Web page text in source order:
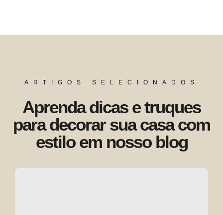
ARTIGOS SELECIONADOS
Aprenda dicas e truques
para decorar sua casa com
estilo em nosso blog